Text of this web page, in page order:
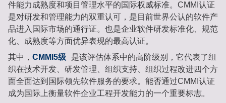
件能力成熟度和项目管理水平的国际权威标准。CMMI认证
是对研发和管理能力的双重认可，是目前世界公认的软件产
品进入国际市场的通行证。也是企业软件研发标准化、规范
化、成熟度等方面优异表现的最高认证。
其中， CMMI5级
是该评估体系中的高阶级别，它代表了组
织在技术开发、研发管理、组织支持、组织过程改进四个方
面全面达到国际领先软件服务的要求。能否通过CMMI认证
成为国际上衡量软件企业工程开发能力的一个重要标志。